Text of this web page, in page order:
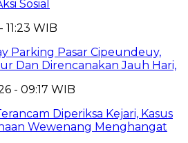
Sosial
WIB
Parking Pasar Cipeundeuy,
Dan Direncanakan Jauh Hari,
- 09:17 WIB
Diperiksa Kejari, Kasus
Wewenang Menghangat